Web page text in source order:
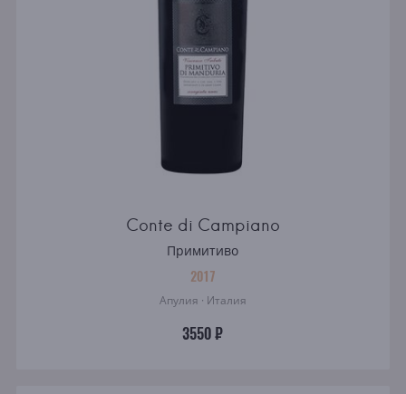
Conte di Campiano
Примитиво
2017
Апулия · Италия
3550 ₽